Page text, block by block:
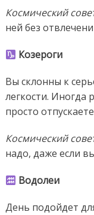
Космический
ней без
Козероги
Вы склонны к
легкости. Иногда
просто
Космический
надо, даже если
Водолеи
День подойдет